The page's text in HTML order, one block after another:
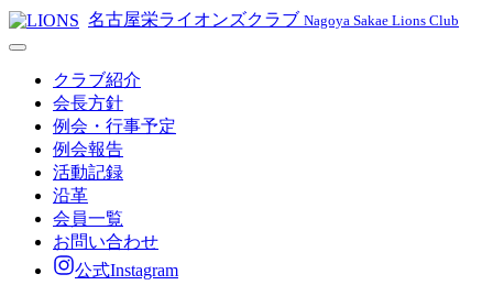
名古屋栄ライオンズクラブ Nagoya Sakae Lions Club
クラブ紹介
会長方針
例会・行事予定
例会報告
活動記録
沿革
会員一覧
お問い合わせ
公式Instagram